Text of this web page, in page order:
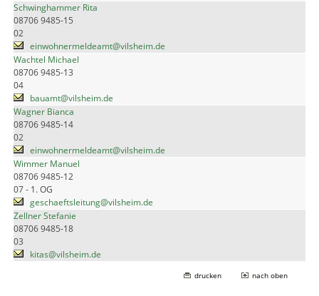
Schwinghammer Rita
08706 9485-15
02
einwohnermeldeamt@vilsheim.de
Wachtel Michael
08706 9485-13
04
bauamt@vilsheim.de
Wagner Bianca
08706 9485-14
02
einwohnermeldeamt@vilsheim.de
Wimmer Manuel
08706 9485-12
07 - 1. OG
geschaeftsleitung@vilsheim.de
Zellner Stefanie
08706 9485-18
03
kitas@vilsheim.de
drucken nach oben